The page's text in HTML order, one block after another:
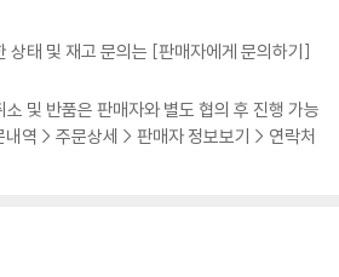
& 비하인드 스토리까지
송에서 다 전하지 못한 요리 비법과 방송 뒷이
공개했다. 메뉴 각각, 조리 과정 하나하나를
었지만 이 재료를 더 넣으면…’, ‘그때는 실수
‘시간이 없어서 그렇게 했지만 집에서 다시
팁과 비하인드 스토리 등은 오직 이 책의 독
상태 및 재고 문의는 [판매자에게 문의하기]
및 반품은 판매자와 별도 협의 후 진행 가능
역 > 주문상세 > 판매자 정보보기 > 연락처